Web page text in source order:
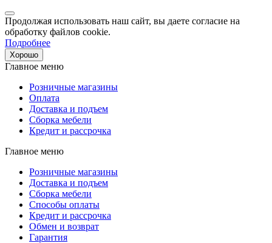
Продолжая использовать наш сайт, вы даете согласие на
обработку файлов cookie.
Подробнее
Хорошо
Главное меню
Розничные магазины
Оплата
Доставка и подъем
Сборка мебели
Кредит и рассрочка
Главное меню
Розничные магазины
Доставка и подъем
Сборка мебели
Способы оплаты
Кредит и рассрочка
Обмен и возврат
Гарантия